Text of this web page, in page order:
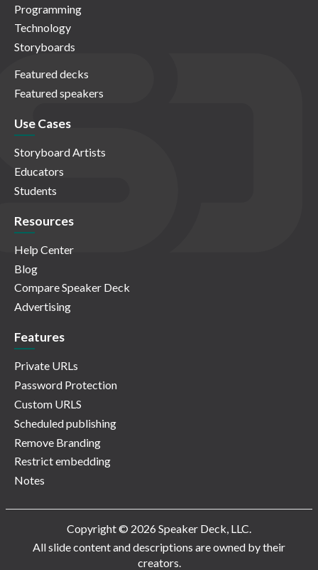
Programming
Technology
Storyboards
Featured decks
Featured speakers
Use Cases
Storyboard Artists
Educators
Students
Resources
Help Center
Blog
Compare Speaker Deck
Advertising
Features
Private URLs
Password Protection
Custom URLS
Scheduled publishing
Remove Branding
Restrict embedding
Notes
Copyright © 2026 Speaker Deck, LLC.
All slide content and descriptions are owned by their
creators.